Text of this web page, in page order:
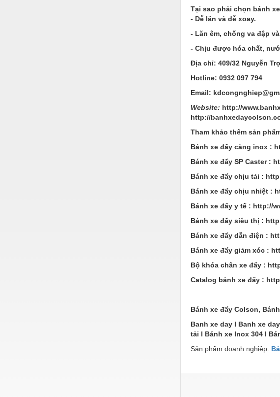
Tại sao phải chọn bánh
- Dễ lăn và dễ xoay.
- Lăn êm, chống va đập
- Chịu được hóa chất,
Địa chỉ: 409/32 Nguyễn
Hotline: 0932 097 794
Email:
Website: http://
http://
Tham khảo thêm sản
Bánh xe đẩy càng inox :
Bánh xe đẩy SP Caster :
Bánh xe đẩy chịu tải :
Bánh xe đẩy chịu nhiệt :
Bánh xe đẩy y tế : http://
Bánh xe đẩy siêu thị :
Bánh xe đẩy dẫn điện :
Bánh xe đẩy giảm xóc :
Bộ khóa chân xe đẩy :
Catalog bánh xe đẩy :
Bánh xe đẩy Colson,
Banh xe day I Banh xe
tải I Bánh xe Inox 304 I
Sản phẩm doanh nghiệp: